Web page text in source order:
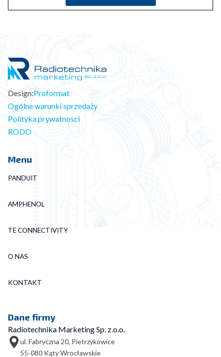
Design:Proformat
Ogólne warunki sprzedaży
Polityka prywatnosci
RODO
Menu
PANDUIT
AMPHENOL
TE CONNECTIVITY
O NAS
KONTAKT
Dane firmy
Radiotechnika Marketing Sp. z.o.o.
ul. Fabryczna 20, Pietrzykowice
55-080 Kąty Wrocławskie